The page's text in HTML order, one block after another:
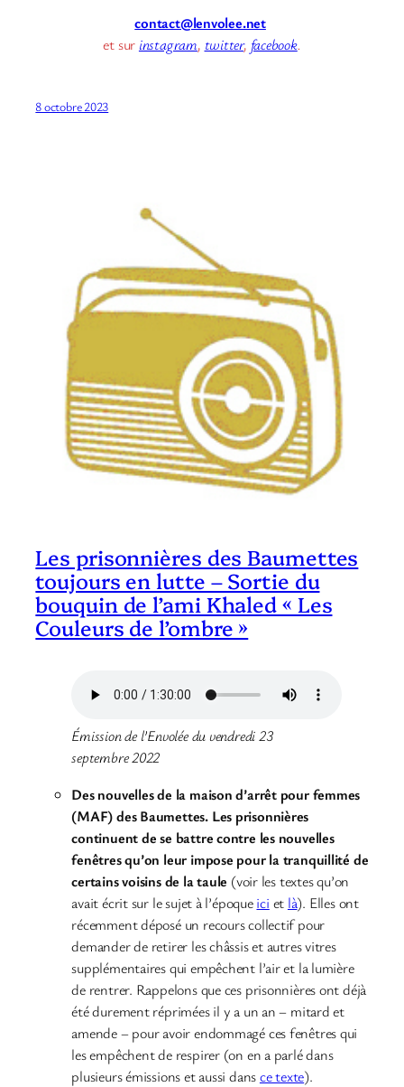
contact@lenvolee.net
et sur instagram, twitter, facebook.
8 octobre 2023
Les prisonnières des Baumettes
toujours en lutte – Sortie du
bouquin de l’ami Khaled « Les
Couleurs de l’ombre »
Émission de l’Envolée du vendredi 23
septembre 2022
Des nouvelles de la maison d’arrêt pour femmes
(MAF) des Baumettes. Les prisonnières
continuent de se battre contre les nouvelles
fenêtres qu’on leur impose pour la tranquillité de
certains voisins de la taule (voir les textes qu’on
avait écrit sur le sujet à l’époqueici et là). Elles ont
récemment déposé un recours collectif pour
demander de retirer les châssis et autres vitres
supplémentaires qui empêchent l’air et la lumière
de rentrer. Rappelons que ces prisonnières ont déjà
été durement réprimées il y a un an – mitard et
amende – pour avoir endommagé ces fenêtres qui
les empêchent de respirer (on en a parlé dans
plusieurs émissions et aussi dansce texte).